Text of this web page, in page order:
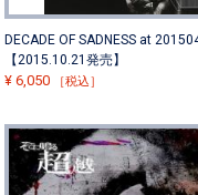
DECADE OF SADNESS at
【2015.10.21発売】
¥6,050 ［税込］